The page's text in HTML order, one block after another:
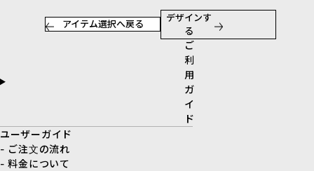
アイテム選択へ戻る
デザインす
る
ご
利
用
ガ
イ
ド
ユーザーガイド
- ご注文の流れ
- 料金について